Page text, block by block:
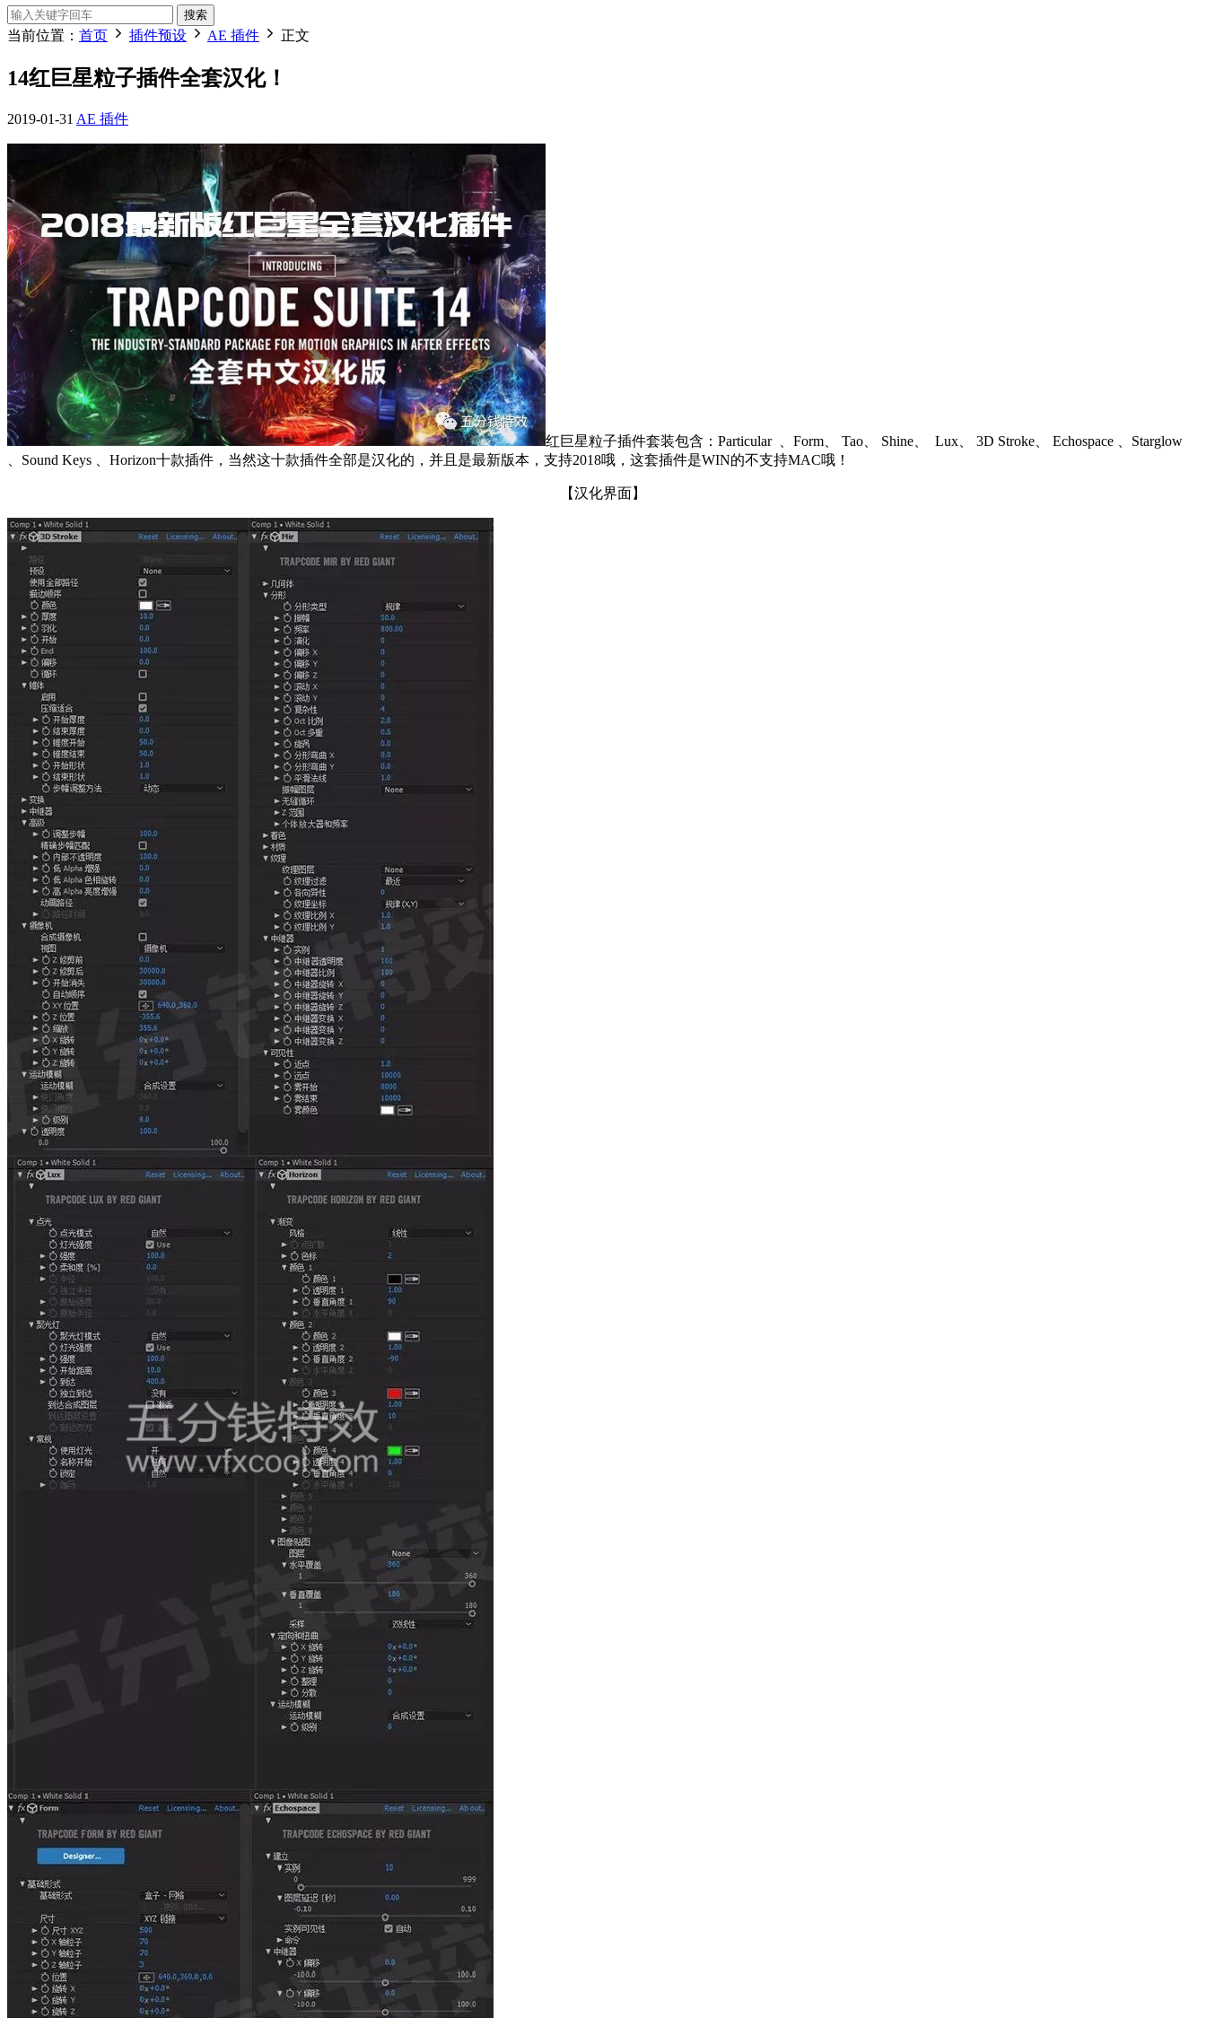
搜索
当前位置： 首页 插件预设 AE 插件 正文
14红巨星粒子插件全套汉化！
2019-01-31 AE 插件
红巨星粒子插件套装包含：Particular 、Form、 Tao、 Shine、 Lux、 3D Stroke、 Echospace 、Starglow
、Sound Keys 、Horizon十款插件，当然这十款插件全部是汉化的，并且是最新版本，支持2018哦，这套插件是WIN的不支持MAC哦！
【汉化界面】